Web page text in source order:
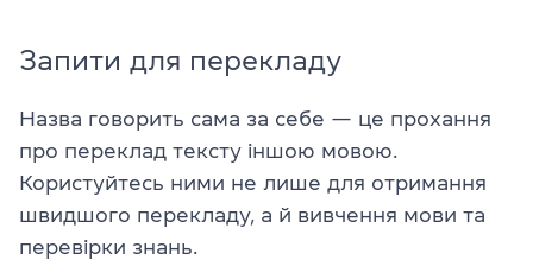
Запити для перекладу
Назва говорить сама за себе — це прохання
про переклад тексту іншою мовою.
Користуйтесь ними не лише для отримання
швидшого перекладу, а й вивчення мови та
перевірки знань.